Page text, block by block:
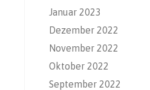
Januar 2023
Dezember 2022
November 2022
Oktober 2022
September 2022